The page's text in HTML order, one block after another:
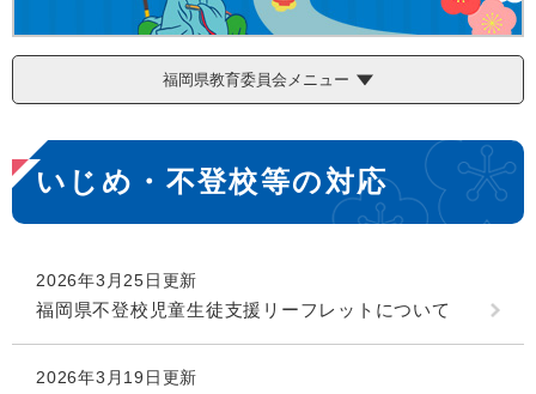
福岡県教育委員会メニュー
本
文
いじめ・不登校等の対応
2026年3月25日更新
福岡県不登校児童生徒支援リーフレットについて
2026年3月19日更新